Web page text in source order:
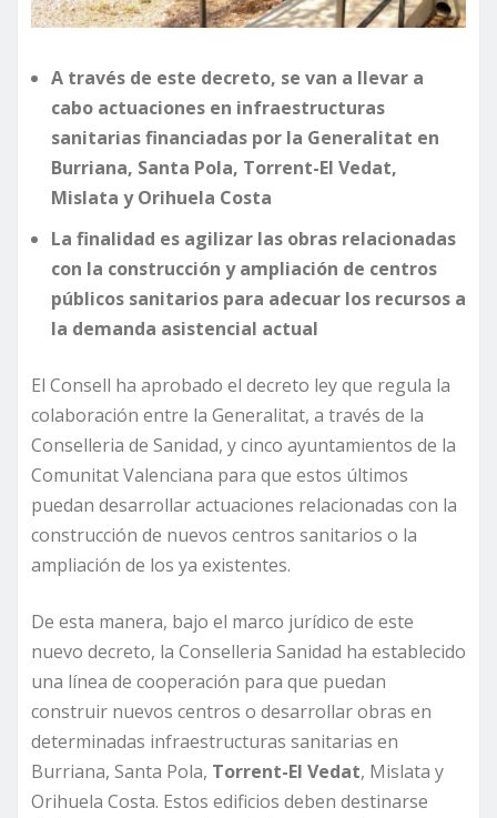
A través de este decreto, se van a llevar a
cabo actuaciones en infraestructuras
sanitarias financiadas por la Generalitat en
Burriana, Santa Pola, Torrent-El Vedat,
Mislata y Orihuela Costa
La finalidad es agilizar las obras relacionadas
con la construcción y ampliación de centros
públicos sanitarios para adecuar los recursos a
la demanda asistencial actual
El Consell ha aprobado el decreto ley que regula la
colaboración entre la Generalitat, a través de la
Conselleria de Sanidad, y cinco ayuntamientos de la
Comunitat Valenciana para que estos últimos
puedan desarrollar actuaciones relacionadas con la
construcción de nuevos centros sanitarios o la
ampliación de los ya existentes.
De esta manera, bajo el marco jurídico de este
nuevo decreto, la Conselleria Sanidad ha establecido
una línea de cooperación para que puedan
construir nuevos centros o desarrollar obras en
determinadas infraestructuras sanitarias en
Burriana, Santa Pola, Torrent-El Vedat, Mislata y
Orihuela Costa. Estos edificios deben destinarse